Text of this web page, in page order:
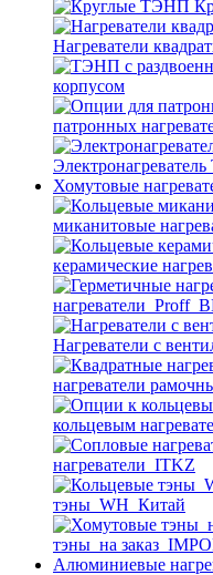
Нагреватели
корпусом
патронных
Хомутовые
миканитовые
керамические
Нагреватели с
нагреватели
кольцевым
нагреватели_ITKZ
тэны_WH_Китай
тэны_на
Алюминиевые